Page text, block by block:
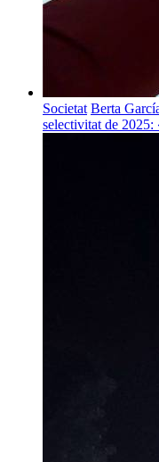
Societat Berta
selectivitat de 2025: